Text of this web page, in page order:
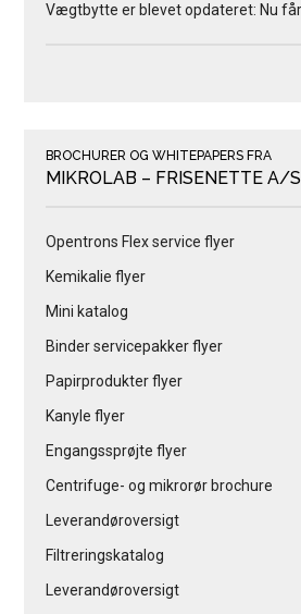
Vægtbytte er blevet opdateret: Nu
BROCHURER OG WHITEPAPERS FRA
MIKROLAB – FRISENETTE A/S
Opentrons Flex service flyer
Kemikalie flyer
Mini katalog
Binder servicepakker flyer
Papirprodukter flyer
Kanyle flyer
Engangssprøjte flyer
Centrifuge- og mikrorør brochure
Leverandøroversigt
Filtreringskatalog
Leverandøroversigt